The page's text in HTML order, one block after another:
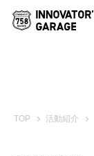
TOP 活動紹介